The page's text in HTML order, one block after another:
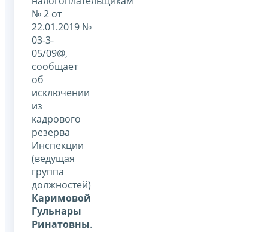
№ 2 от
22.01.2019 №
03-3-
05/09@,
сообщает
об
исключении
из
кадрового
резерва
Инспекции
(ведущая
группа
должностей)
Каримовой
Гульнары
Ринатовны.